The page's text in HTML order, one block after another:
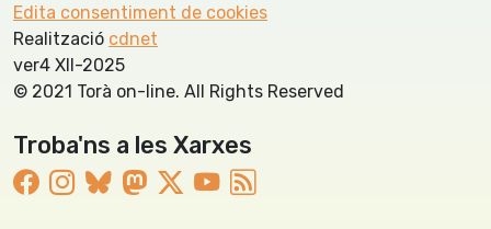
Edita consentiment de cookies
Realització cdnet
ver4 XII-2025
© 2021 Torà on-line. All Rights Reserved
Troba'ns a les Xarxes